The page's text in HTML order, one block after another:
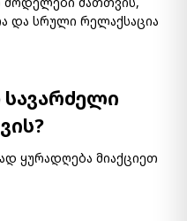
და სრული რელაქსაცია
ყურადღება მიაქციეთ